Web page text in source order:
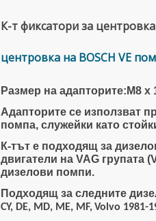
К-т фиксатори за
центровка на BOSCH VE
Размер на адапторите:М8 x
Адапторите се използват
помпа, служейки като
К-тът е подходящ за
двигатели на VAG групата
дизелови помпи.
Подходящ за следните
CY, DE, MD, ME, MF,Volvo 1981-